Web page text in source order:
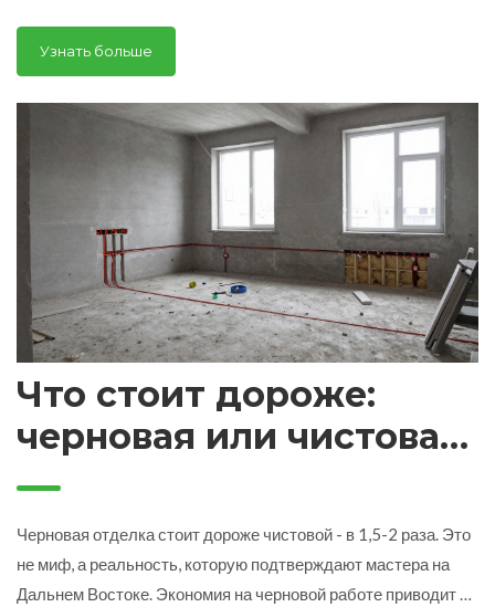
Узнать больше
Что стоит дороже:
черновая или чистовая
отделка?
Черновая отделка стоит дороже чистовой - в 1,5-2 раза. Это
не миф, а реальность, которую подтверждают мастера на
Дальнем Востоке. Экономия на черновой работе приводит к